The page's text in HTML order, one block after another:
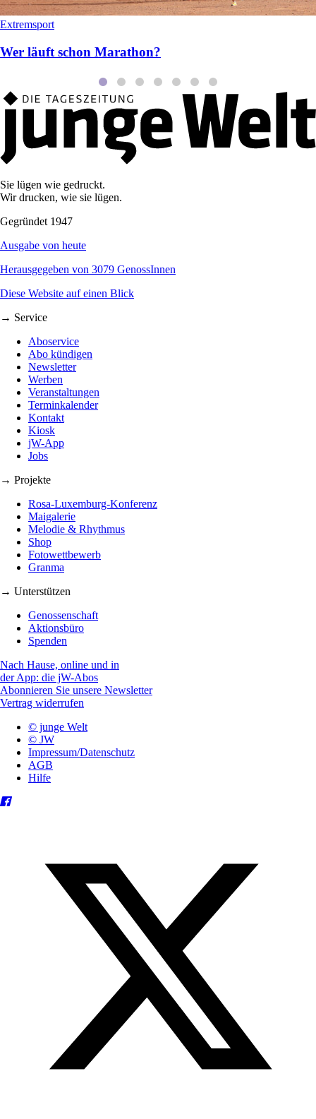
Extremsport
Wer läuft schon Marathon?
Sie lügen wie gedruckt.
Wir drucken, wie sie lügen.
Gegründet 1947
Ausgabe von heute
Herausgegeben von 3079 GenossInnen
Diese Website auf einen Blick
→ Service
Aboservice
Abo kündigen
Newsletter
Werben
Veranstaltungen
Terminkalender
Kontakt
Kiosk
jW-App
Jobs
→ Projekte
Rosa-Luxemburg-Konferenz
Maigalerie
Melodie & Rhythmus
Shop
Fotowettbewerb
Granma
→ Unterstützen
Genossenschaft
Aktionsbüro
Spenden
Nach Hause, online und in
der App: die jW-Abos
Abonnieren Sie unsere Newsletter
Vertrag widerrufen
© junge Welt
© JW
Impressum/Datenschutz
AGB
Hilfe